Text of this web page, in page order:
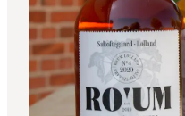
Kultur
Gastronomie
Urlaubsplaner